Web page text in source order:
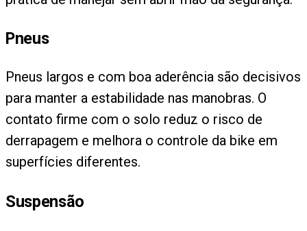
Pneus
Pneus largos e com boa aderência são decisivos
para manter a estabilidade nas manobras. O
contato firme com o solo reduz o risco de
derrapagem e melhora o controle da bike em
superfícies diferentes.
Suspensão